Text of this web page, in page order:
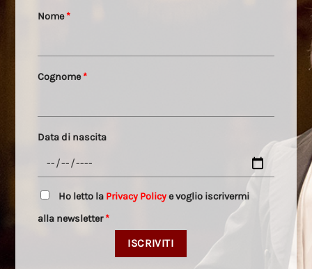
Nome*
Cognome*
Data di nascita
Ho letto la Privacy Policye voglio iscrivermi
alla newsletter*